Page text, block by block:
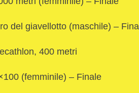
del giavellotto (maschile) –
400 metri
(femminile) – Finale